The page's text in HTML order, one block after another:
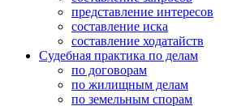
представление интересов
составление иска
составление ходатайств
Судебная практика по делам
по договорам
по жилищным делам
по земельным спорам